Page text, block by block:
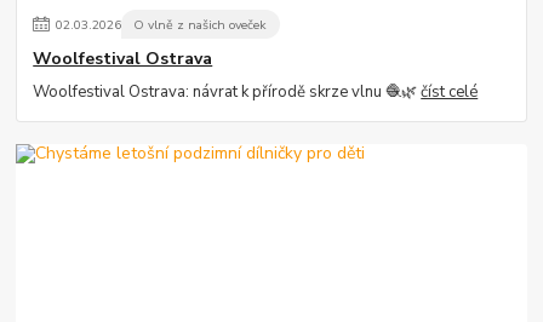
02.03.2026 O vlně z našich oveček
Woolfestival Ostrava
Woolfestival Ostrava: návrat k přírodě skrze vlnu 🧶🌿číst celé